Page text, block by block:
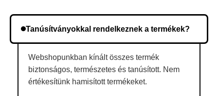
Tanúsítványokkal rendelkeznek a termékek?
Webshopunkban kínált összes termék
biztonságos, természetes és tanúsított. Nem
értékesítünk hamisított termékeket.